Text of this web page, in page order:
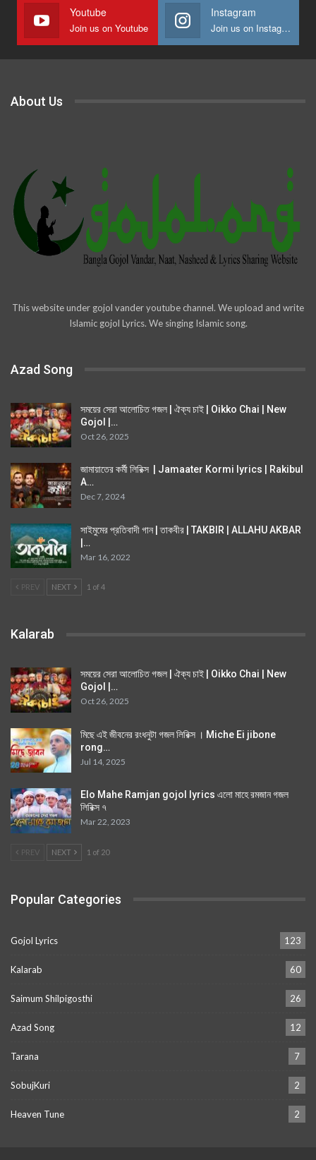
Youtube
Join us on Youtube
Instagram
Join us on Instagram
About Us
This website under gojol vander youtube channel. We upload and write
Islamic gojol Lyrics. We singing Islamic song.
Azad Song
সময়ের সেরা আলোচিত গজল | ঐক্য চাই | Oikko Chai | New
Gojol |…
Oct 26, 2025
জামায়াতের কর্মী লিরিক্স | Jamaater Kormi lyrics | Rakibul
A…
Dec 7, 2024
সাইমুমের প্রতিবাদী গান | তাকবীর | TAKBIR | ALLAHU AKBAR
|…
Mar 16, 2022
PREV NEXT 1 of 4
Kalarab
সময়ের সেরা আলোচিত গজল | ঐক্য চাই | Oikko Chai | New
Gojol |…
Oct 26, 2025
মিছে এই জীবনের রংধনুটা গজল লিরিক্স । Miche Ei jibone
rong…
Jul 14, 2025
Elo Mahe Ramjan gojol lyrics এলো মাহে রমজান গজল
লিরিক্স ৭
Mar 22, 2023
PREV NEXT 1 of 20
Popular Categories
Gojol Lyrics 123
Kalarab 60
Saimum Shilpigosthi 26
Azad Song 12
Tarana 7
SobujKuri 2
Heaven Tune 2